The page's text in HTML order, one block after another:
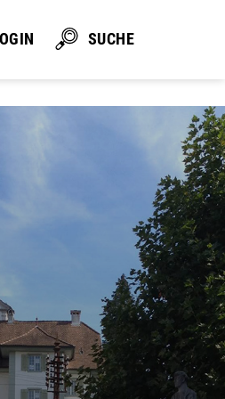
SUCHE